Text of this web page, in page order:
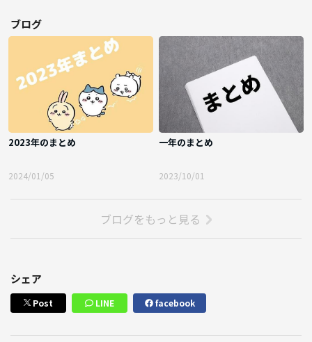
ブログ
2023年のまとめ
2024/01/05
一年のまとめ
2023/10/01
ブログをもっと見る
シェア
Post LINE facebook